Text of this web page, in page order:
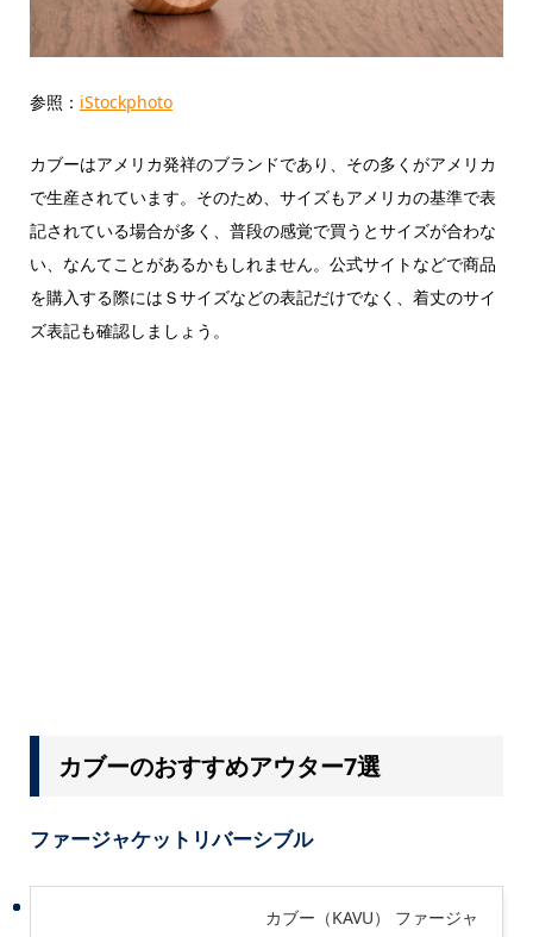
参照： iStockphoto
カブーはアメリカ発祥のブランドであり、その多くがアメリカ
で生産されています。そのため、サイズもアメリカの基準で表
記されている場合が多く、普段の感覚で買うとサイズが合わな
い、なんてことがあるかもしれません。公式サイトなどで商品
を購入する際にはＳサイズなどの表記だけでなく、着丈のサイ
ズ表記も確認しましょう。
カブーのおすすめアウター7選
ファージャケットリバーシブル
カブー（KAVU） ファージャ